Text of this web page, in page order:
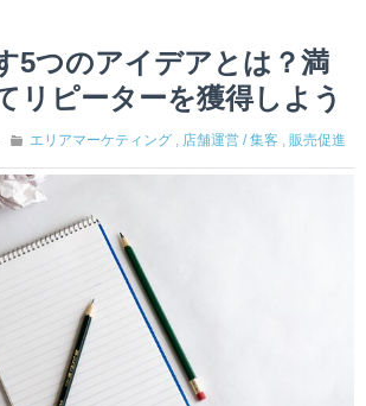
5つのアイデアとは？満
リピーターを獲得しよう
エリアマーケティング , 店舗運営 / 集客 , 販売促進